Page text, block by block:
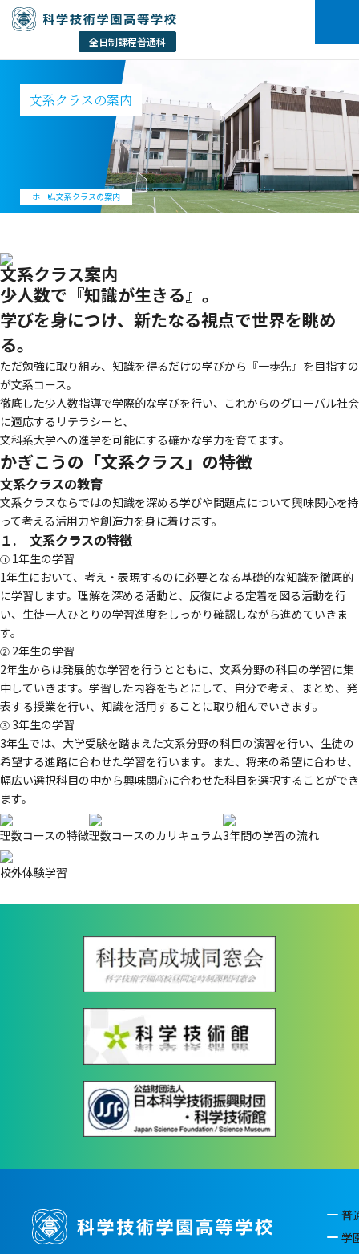
文系クラスの案内
ホーム文系クラスの案内
文系クラス案内
少人数で『知識が生きる』。
学びを身につけ、新たなる視点で世界を眺め
る。
ただ勉強に取り組み、知識を得るだけの学びから『一歩先』を目指すの
が文系コース。
徹底した少人数指導で学際的な学びを行い、これからのグローバル社会
に適応するリテラシーと、
文科系大学への進学を可能にする確かな学力を育てます。
かぎこうの「文系クラス」の特徴
文系クラスの教育
文系クラスならではの知識を深める学びや問題点について興味関心を持
って考える活用力や創造力を身に着けます。
１. 文系クラスの特徴
① 1年生の学習
1年生において、考え・表現するのに必要となる基礎的な知識を徹底的
に学習します。理解を深める活動と、反復による定着を図る活動を行
い、生徒一人ひとりの学習進度をしっかり確認しながら進めていきま
す。
② 2年生の学習
2年生からは発展的な学習を行うとともに、文系分野の科目の学習に集
中していきます。学習した内容をもとにして、自分で考え、まとめ、発
表する授業を行い、知識を活用することに取り組んでいきます。
③ 3年生の学習
3年生では、大学受験を踏まえた文系分野の科目の演習を行い、生徒の
希望する進路に合わせた学習を行います。また、将来の希望に合わせ、
幅広い選択科目の中から興味関心に合わせた科目を選択することができ
ます。
理数コースの特徴理数コースのカリキュラム3年間の学習の流れ
校外体験学習
普
学